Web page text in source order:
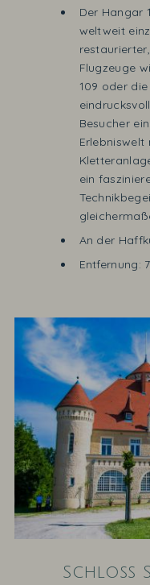
Der Hangar
weltweit
Flugzeuge
109 oder
Besucher
Erlebniswelt
ein
An der
Entfernung:
Schloss